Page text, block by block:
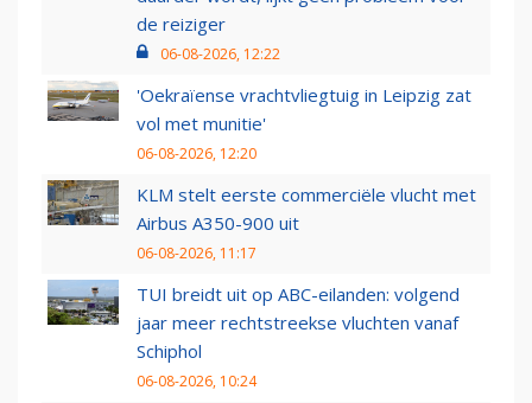
de reiziger
06-08-2026, 12:22
'Oekraïense vrachtvliegtuig in Leipzig zat
vol met munitie'
06-08-2026, 12:20
KLM stelt eerste commerciële vlucht met
Airbus A350-900 uit
06-08-2026, 11:17
TUI breidt uit op ABC-eilanden: volgend
jaar meer rechtstreekse vluchten vanaf
Schiphol
06-08-2026, 10:24